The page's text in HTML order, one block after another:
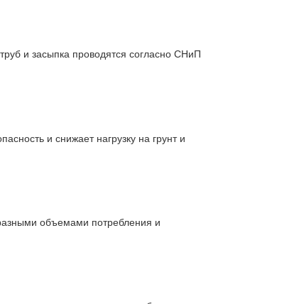
и засыпка проводятся согласно СНиП
и снижает нагрузку на грунт и
объемами потребления и